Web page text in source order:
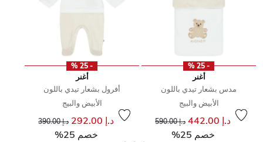
سعر مخفض من
- 25 %
أغنر
مدس بشعار تيدي باللون
الأبيض والبيج
د.إ 442.00 د.إ 590.00
خصم 25%
- 25 %
أغنر
أفرول بشعار تيدي باللون
الأبيض والبيج
د.إ 292.00 د.إ 390.00
خصم 25%